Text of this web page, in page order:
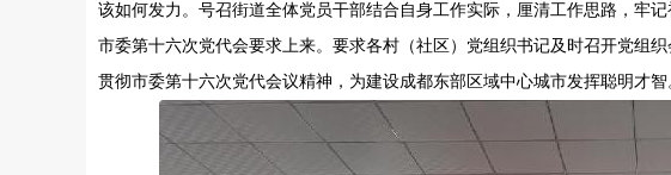
该如何发力。号召街道全体党员干部结合自身工作实际，厘清工作思路，牢
市委第十六次党代会要求上来。要求各村（社区）党组织书记及时召开党组
贯彻市委第十六次党代会议精神，为建设成都东部区域中心城市发挥聪明才智